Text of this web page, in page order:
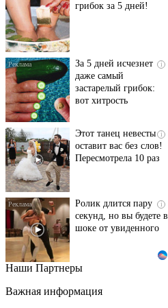
грибок за 5 дней!
i
За 5 дней исчезнет
даже самый
застарелый грибок:
вот хитрость
i
Этот танец невесты
оставит вас без слов!
Пересмотрела 10 раз
i
Ролик длится пару
секунд, но вы будете в
шоке от увиденного
Ролик из Омска: вы
Наши Партнеры
Важная информация